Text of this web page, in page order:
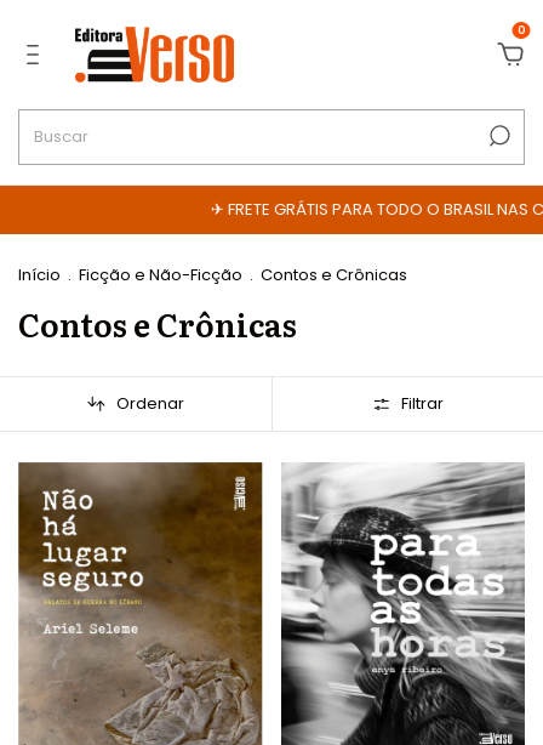
0
✈ FRETE GRÁTIS PARA TODO O BRASIL NAS
Início . Ficção e Não-Ficção . Contos e Crônicas
Contos e Crônicas
Ordenar Filtrar